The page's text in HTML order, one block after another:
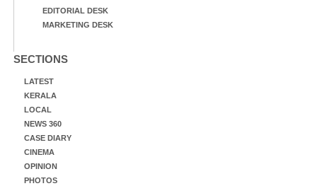
EDITORIAL DESK
MARKETING DESK
SECTIONS
LATEST
KERALA
LOCAL
NEWS 360
CASE DIARY
CINEMA
OPINION
PHOTOS